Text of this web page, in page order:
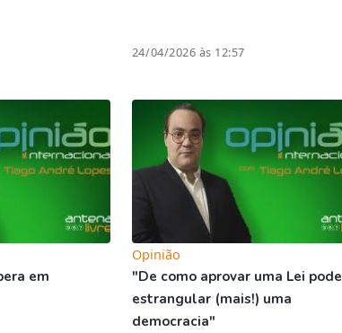
24/04/2026 às 12:57
em
Opinião
"De como aprovar uma Lei pode
estrangular (mais!) uma
democracia"